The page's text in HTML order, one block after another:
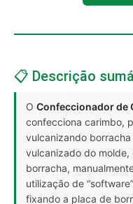
📋 Descrição
O Confeccionador de
confecciona carimbo,
vulcanizando
vulcanizado do
borracha,
utilização de
fixando a placa de